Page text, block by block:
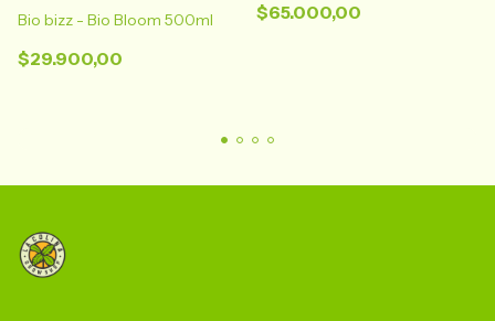
Bio bizz - Bio Bloom 500ml
$29.900,00
$65.000,00